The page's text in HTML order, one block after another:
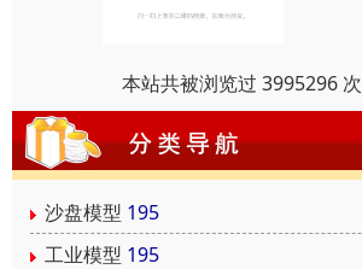
本站共被浏览过 3995296 次
沙盘模型 195
工业模型 195